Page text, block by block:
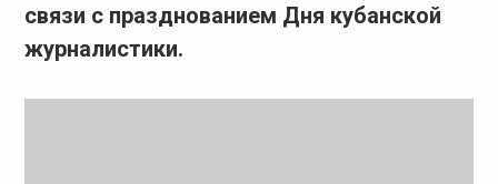
связи с празднованием Дня кубанской
журналистики.